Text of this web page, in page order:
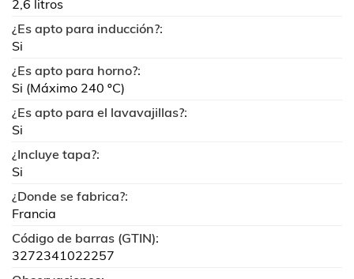
2,6 litros
¿Es apto para inducción?:
Si
¿Es apto para horno?:
Si (Máximo 240 ºC)
¿Es apto para el lavavajillas?:
Si
¿Incluye tapa?:
Si
¿Donde se fabrica?:
Francia
Código de barras (GTIN):
3272341022257